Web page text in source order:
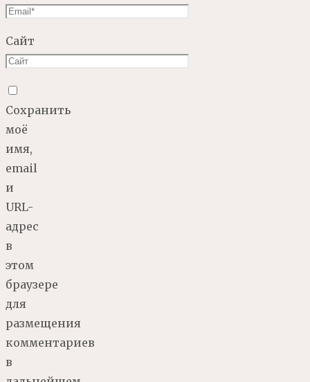
Сайт
Сохранить
моё
имя,
email
и
URL-
адрес
в
этом
браузере
для
размещения
комментариев
в